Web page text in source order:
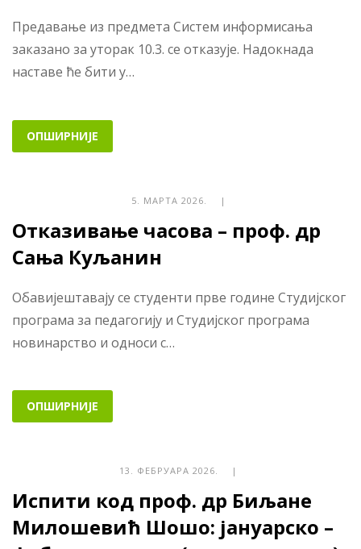
Предавање из предмета Систем информисања
заказано за уторак 10.3. се отказује. Надокнада
наставе ће бити у…
ОПШИРНИЈЕ
5. МАРТА 2026. |
Отказивање часова – проф. др
Сања Куљанин
Обавијештавају се студенти прве године Студијског
програма за педагогију и Студијског програма
новинарство и односи с…
ОПШИРНИЈЕ
13. ФЕБРУАРА 2026. |
Испити код проф. др Биљане
Милошевић Шошо: јануарско –